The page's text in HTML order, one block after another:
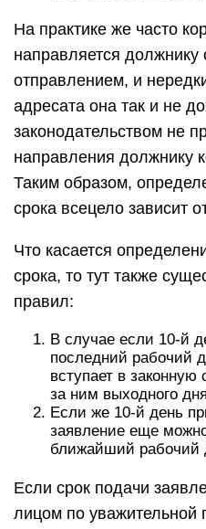
На практике же часто
направляется
отправлением, и
адресата она так и не
законодательством не
направления должнику
Таким образом,
срока всецело зависит
Что касается
срока, то тут также
правил:
В случае если 10-й
последний рабочий
вступает в
за ним выходного
Если же 10-й день
заявление еще
ближайший рабочий
Если срок подачи
лицом по уважительной